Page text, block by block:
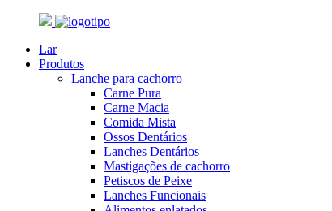
Lar
Produtos
Lanche para cachorro
Carne Pura
Carne Macia
Comida Mista
Ossos Dentários
Lanches Dentários
Mastigações de cachorro
Petiscos de Peixe
Lanches Funcionais